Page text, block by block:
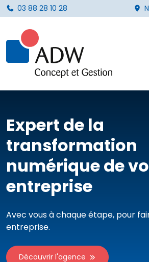
03 88 28 10 28
Expert de la
transformation
numérique de
entreprise
Avec vous à chaque étape, pour
entreprise.
Découvrir l'agence